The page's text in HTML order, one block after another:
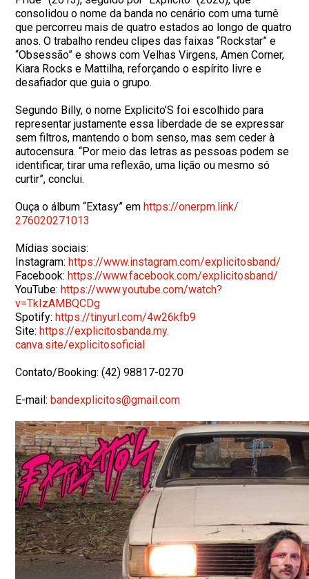
consolidou o nome da banda no cenário com uma turnê
que percorreu mais de quatro estados ao longo de quatro
anos. O trabalho rendeu clipes das faixas “Rockstar” e
“Obsessão” e shows com Velhas Virgens, Amen Corner,
Kiara Rocks e Mattilha, reforçando o espírito livre e
desafiador que guia o grupo.
Segundo Billy, o nome Explicito’S foi escolhido para
representar justamente essa liberdade de se expressar
sem filtros, mantendo o bom senso, mas sem ceder à
autocensura. “Por meio das letras as pessoas podem se
identificar, tirar uma reflexão, uma lição ou mesmo só
curtir”, conclui.
Ouça o álbum “Extasy” emhttps://onerpm.link/
276020271013
Mídias sociais:
Instagram:https://www.instagram.com/explicitosband/
Facebook:https://www.facebook.com/explicitosband/
YouTube:https://www.youtube.com/watch?
v=TkIzAMBQCDg
Spotify:https://tinyurl.com/4w26kfb9
Site:https://explicitosbanda.my.
canva.site/explicitosoficial
Contato/Booking: (42) 98817-0270
E-mail:bandexplicitos@gmail.com